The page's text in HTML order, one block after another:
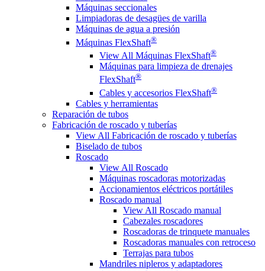
Máquinas seccionales
Limpiadoras de desagües de varilla
Máquinas de agua a presión
Máquinas FlexShaft®
View All Máquinas FlexShaft®
Máquinas para limpieza de drenajes
FlexShaft®
Cables y accesorios FlexShaft®
Cables y herramientas
Reparación de tubos
Fabricación de roscado y tuberías
View All Fabricación de roscado y tuberías
Biselado de tubos
Roscado
View All Roscado
Máquinas roscadoras motorizadas
Accionamientos eléctricos portátiles
Roscado manual
View All Roscado manual
Cabezales roscadores
Roscadoras de trinquete manuales
Roscadoras manuales con retroceso
Terrajas para tubos
Mandriles nipleros y adaptadores